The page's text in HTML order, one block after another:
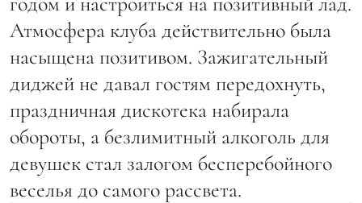
Атмосфера клуба действительно была
насыщена позитивом. Зажигательный
диджей не давал гостям передохнуть,
праздничная дискотека набирала
обороты, а безлимитный алкоголь для
девушек стал залогом бесперебойного
веселья до самого рассвета.